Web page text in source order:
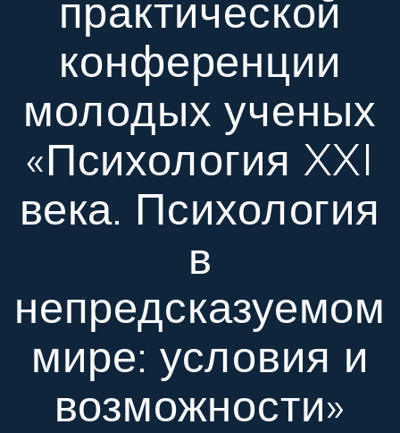
практической
конференции
молодых ученых
«Психология XXI
века. Психология
в
непредсказуемом
мире: условия и
возможности»